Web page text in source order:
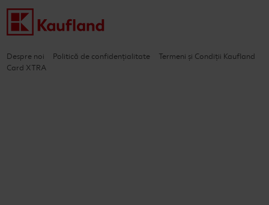
Despre noi Politică de confidențialitate
Termeni și Condiții Kaufland
Card XTRA